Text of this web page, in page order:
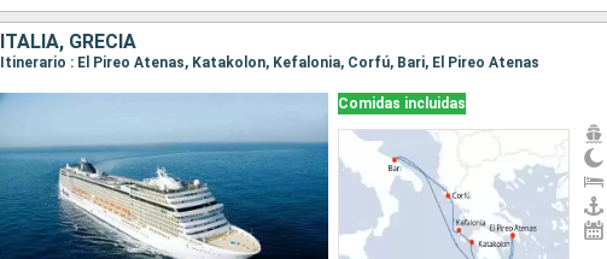
ITALIA, GRECIA
Itinerario : El Pireo Atenas, Katakolon, Kefalonia, Corfú, Bari, El Pireo Atenas
Comidas incluidas